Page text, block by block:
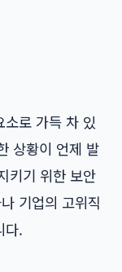
로 가득 차 있
상황이 언제 발
키기 위한 보안
기업의 고위직
다.